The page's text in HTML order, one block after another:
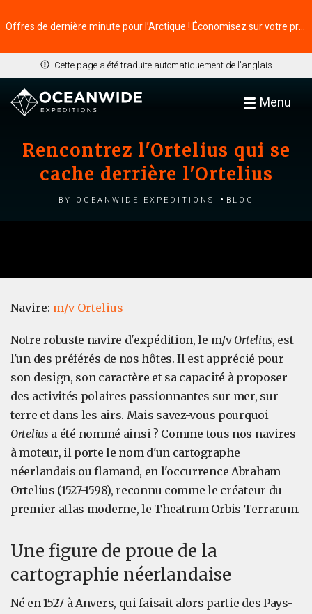
Cette page a été traduite automatiquement de l'anglais
Menu
Rencontrez l'Ortelius qui se
cache derrière l'Ortelius
by Oceanwide Expeditions Blog
Navire: m/v Ortelius
Notre robuste navire d'expédition, le m/vOrtelius, est
l'un des préférés de nos hôtes. Il est apprécié pour
son design, son caractère et sa capacité à proposer
des activités polaires passionnantes sur mer, sur
terre et dans les airs. Mais savez-vous pourquoi
Ortelius a été nommé ainsi ? Comme tous nos navires
à moteur, il porte le nom d'un cartographe
néerlandais ou flamand, en l'occurrence Abraham
Ortelius (1527-1598), reconnu comme le créateur du
premier atlas moderne, le Theatrum Orbis Terrarum.
Une figure de proue de la
cartographie néerlandaise
Né en 1527 à Anvers, qui faisait alors partie des Pays-